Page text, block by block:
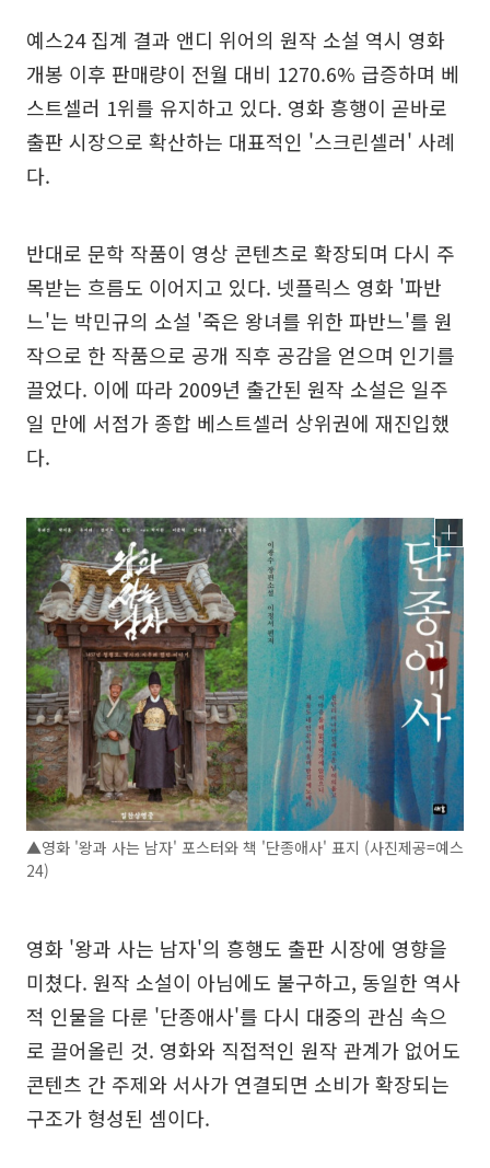
예스24 집계 결과 앤디 위어의 원작 소설 역시 영화
개봉 이후 판매량이 전월 대비 1270.6% 급증하며 베
스트셀러 1위를 유지하고 있다. 영화 흥행이 곧바로
출판 시장으로 확산하는 대표적인 '스크린셀러' 사례
다.
반대로 문학 작품이 영상 콘텐츠로 확장되며 다시 주
목받는 흐름도 이어지고 있다. 넷플릭스 영화 '파반
느'는 박민규의 소설 '죽은 왕녀를 위한 파반느'를 원
작으로 한 작품으로 공개 직후 공감을 얻으며 인기를
끌었다. 이에 따라 2009년 출간된 원작 소설은 일주
일 만에 서점가 종합 베스트셀러 상위권에 재진입했
다.
▲영화 '왕과 사는 남자' 포스터와 책 '단종애사' 표지 (사진제공=예스
24)
영화 '왕과 사는 남자'의 흥행도 출판 시장에 영향을
미쳤다. 원작 소설이 아님에도 불구하고, 동일한 역사
적 인물을 다룬 '단종애사'를 다시 대중의 관심 속으
로 끌어올린 것. 영화와 직접적인 원작 관계가 없어도
콘텐츠 간 주제와 서사가 연결되면 소비가 확장되는
구조가 형성된 셈이다.